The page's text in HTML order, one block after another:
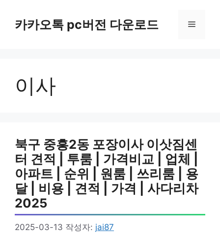
카카오톡 pc버전 다운로드 메
이사
북구 중흥2동 포장이사 이삿짐센
터 견적 | 투룸 | 가격비교 | 업체 |
아파트 | 순위 | 원룸 | 쓰리룸 | 용
달 | 비용 | 견적 | 가격 | 사다리차
2025
2025-03-13 작성자: jai87